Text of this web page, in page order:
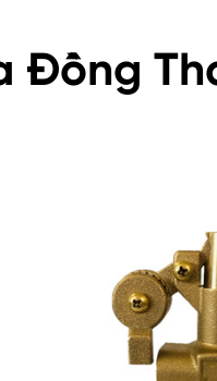
Đồng